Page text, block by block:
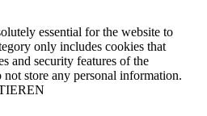
essential for the website to
only includes cookies that
and security features of the
store any personal information.